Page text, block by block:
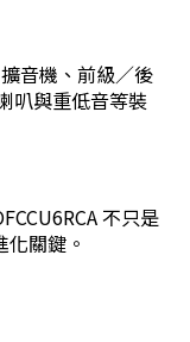
音機、前級／後
叭與重低音等裝
不只是
關鍵。